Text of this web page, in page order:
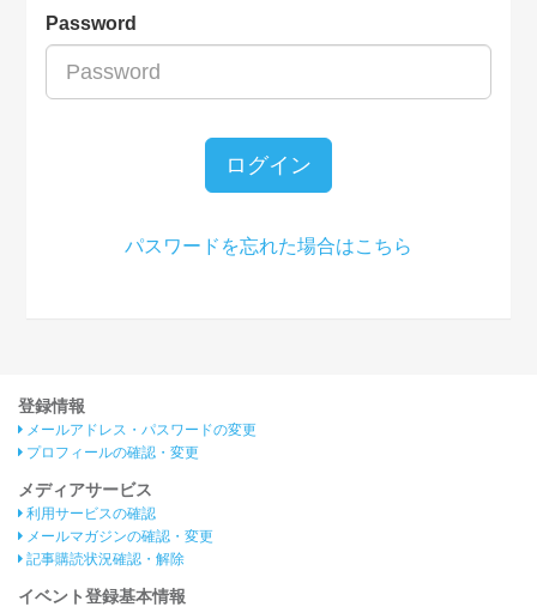
Password
ログイン
パスワードを忘れた場合はこちら
登録情報
メールアドレス・パスワードの変更
プロフィールの確認・変更
メディアサービス
利用サービスの確認
メールマガジンの確認・変更
記事購読状況確認・解除
イベント登録基本情報